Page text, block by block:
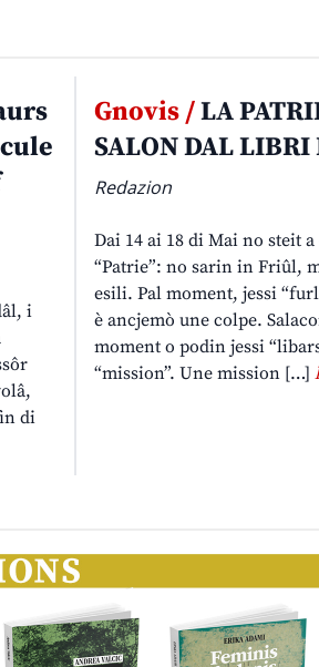
i
di
Gnovis /LA
SALON DAL
Redazion
Dai 14 ai 18 di Mai no steit
“Patrie”: no sarin in Friûl,
esili. Pal moment, jessi
è ancjemò une colpe.
moment o podin jessi
“mission”. Une mission […]